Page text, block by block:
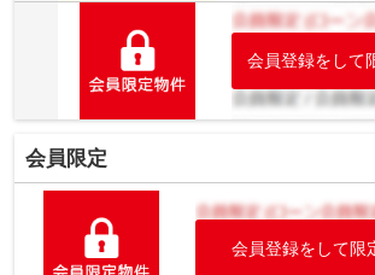
会員登録をして
会員限定
会員登録をして限